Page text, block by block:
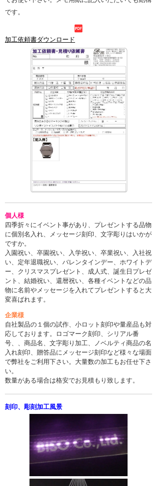
です。
加工依頼書ダウンロード
個人様
四季折々にイベント事があり、プレゼントする品物
に個別名入れ、メッセージ刻印、文字彫りはいかが
ですか。
入園祝い、卒園祝い、入学祝い、卒業祝い、入社祝
い、定年退職祝い、バレンタインデー、ホワイトデ
ー、クリスマスプレゼント、成人式、誕生日プレゼ
ント、結婚祝い、還暦祝い、各種イベントなどの品
物に名前やメッセージを入れてプレゼントすると大
変喜ばれます。
企業様
自社製品の１個の試作、小ロット刻印や量産品も対
応しております。ロゴマーク刻印、シリアル番
号、、商品名、文字彫り加工、ノベルティ商品の名
入れ刻印、贈答品にメッセージ刻印など様々な場面
で弊社をご利用下さい。大量数の加工もお任せ下さ
い。
数量がある場合は格安でお見積もり致します。
刻印、彫刻加工風景